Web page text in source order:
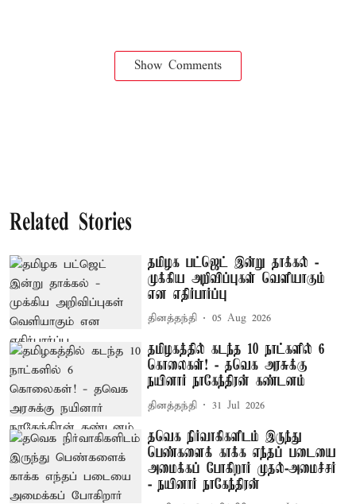
Show Comments
Related Stories
தமிழக பட்ஜெட் இன்று தாக்கல் -
முக்கிய அறிவிப்புகள் வெளியாகும்
என எதிர்பார்ப்பு
தினத்தந்தி 05 Aug 2026
தமிழகத்தில் கடந்த 10 நாட்களில் 6
கொலைகள்! - தவெக அரசுக்கு
நயினார் நாகேந்திரன் கண்டனம்
தினத்தந்தி 31 Jul 2026
தவெக நிர்வாகிகளிடம் இருந்து
பெண்களைக் காக்க எந்தப் படையை
அமைக்கப் போகிறார் முதல்-அமைச்சர்
- நயினார் நாகேந்திரன்